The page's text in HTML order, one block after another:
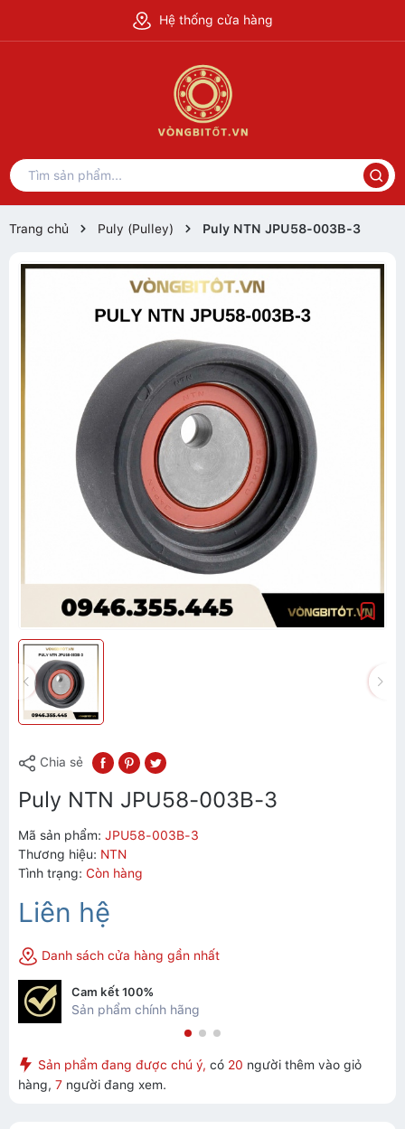
Hệ thống cửa hàng
Trang chủ Puly (Pulley) Puly NTN JPU58-003B-3
Chia sẻ
Puly NTN JPU58-003B-3
Mã sản phẩm: JPU58-003B-3
Thương hiệu: NTN
Tình trạng: Còn hàng
Liên hệ
Danh sách cửa hàng gần nhất
Cam kết 100%
Sản phẩm chính hãng
Sản phẩm đang được chú ý, có 20 người thêm vào giỏ
hàng, 7 người đang xem.